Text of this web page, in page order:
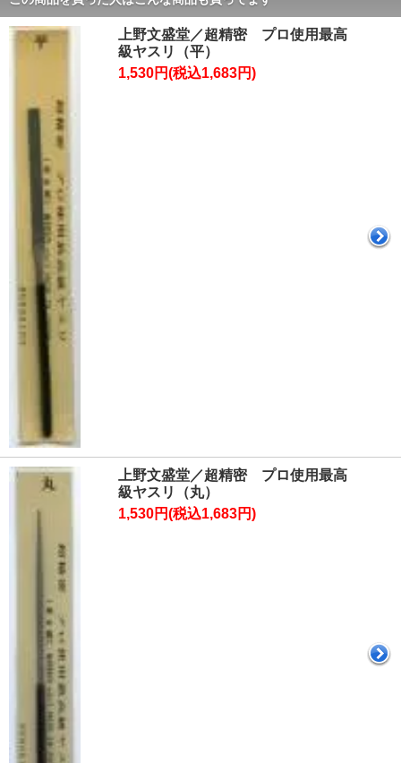
上野文盛堂／超精密 プロ使用最高
級ヤスリ（平）
1,530円(税込1,683円)
上野文盛堂／超精密 プロ使用最高
級ヤスリ（丸）
1,530円(税込1,683円)